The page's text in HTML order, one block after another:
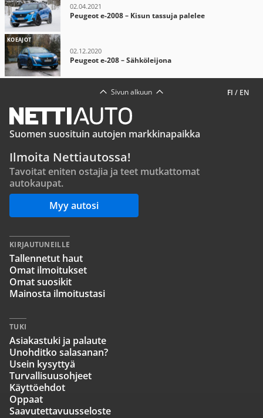
02.04.2021
Peugeot e-2008 – Kisun tassuja palelee
KOEAJOT
02.12.2020
Peugeot e-208 – Sähköleijona
FI / EN
Sivun alkuun
Suomen suosituin autojen markkinapaikka
Ilmoita Nettiautossa!
Tavoitat eniten ostajia ja teet mutkattomat
autokaupat.
Myy autosi
KIRJAUTUNEILLE
Tallennetut haut
Omat ilmoitukset
Omat suosikit
Mainosta ilmoitustasi
TUKI
Asiakastuki ja palaute
Unohditko salasanan?
Usein kysyttyä
Turvallisuusohjeet
Käyttöehdot
Oppaat
Saavutettavuusseloste